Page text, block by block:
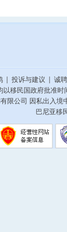
| 投诉与建议 | 诚
以移民国政府批准
限公司 因私出入
巴尼亚移